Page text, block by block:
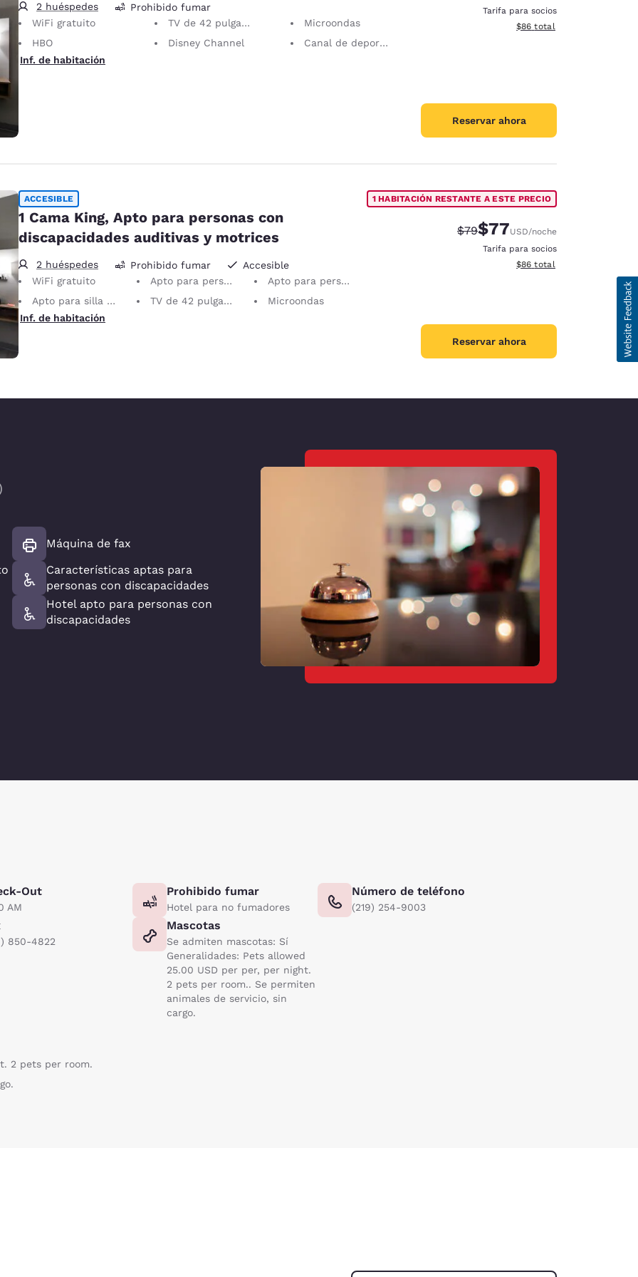
2 huéspedes
Prohibido fumar
WiFi gratuito
TV de 42 pulgadas
Microondas
HBO
Disney Channel
Canal de deportes
Inf. de habitación
Tarifa para socios
Ver detalles del total
$86 total
Reservar ahora
ACCESIBLE
1 Cama King, Apto para personas con
discapacidades auditivas y motrices
2 huéspedes Prohibido fumar
Accesible
WiFi gratuito
Apto para personas con discapacidades auditivas y motrices
Apto para personas con discapacidades motrices
Apto para silla de ruedas
TV de 42 pulgadas
Microondas
Inf. de habitación
1 HABITACIÓN RESTANTE A ESTE PRECIO
Precio tachado:
$79Precio con descuento:
$77USD/noche
Tarifa para socios
Ver detalles del total
$86 total
Reservar ahora
Máquina de fax
Características aptas para
personas con discapacidades
Hotel apto para personas con
discapacidades
Out
AM
Prohibido fumar
Hotel para no fumadores
Número de teléfono
(219) 254-9003
850-4822
Mascotas
Se admiten mascotas: Sí
Generalidades: Pets allowed
25.00 USD per per, per night.
2 pets per room.. Se permiten
animales de servicio, sin
cargo.
2 pets per room.